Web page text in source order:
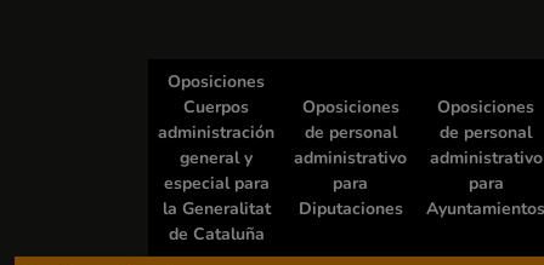
Oposiciones
Cuerpos
administración
general y
especial para
la Generalitat
de Cataluña
Oposiciones
de personal
administrativo
para
Diputaciones
Oposiciones
de personal
administrativo
para
Ayuntamientos